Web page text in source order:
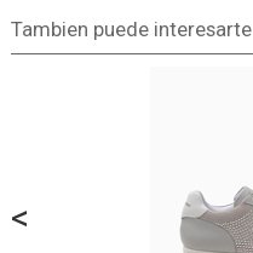
Tambien puede interesarte
<